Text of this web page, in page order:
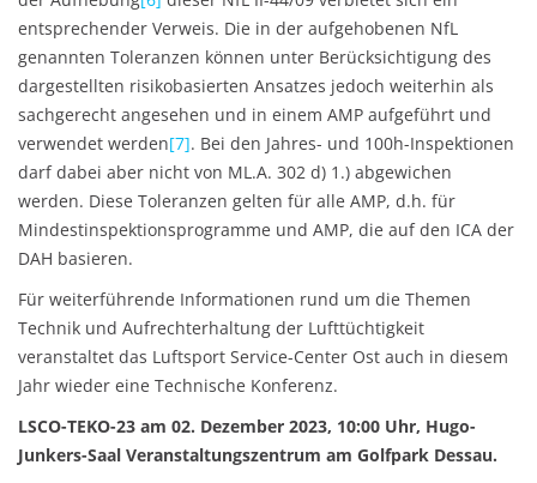
entsprechender Verweis. Die in der aufgehobenen NfL
genannten Toleranzen können unter Berücksichtigung des
dargestellten risikobasierten Ansatzes jedoch weiterhin als
sachgerecht angesehen und in einem AMP aufgeführt und
verwendet werden[7]. Bei den Jahres- und 100h-Inspektionen
darf dabei aber nicht von ML.A. 302 d) 1.) abgewichen
werden. Diese Toleranzen gelten für alle AMP, d.h. für
Mindestinspektionsprogramme und AMP, die auf den ICA der
DAH basieren.
Für weiterführende Informationen rund um die Themen
Technik und Aufrechterhaltung der Lufttüchtigkeit
veranstaltet das Luftsport Service-Center Ost auch in diesem
Jahr wieder eine Technische Konferenz.
LSCO-TEKO-23 am 02. Dezember 2023, 10:00 Uhr, Hugo-
Junkers-Saal Veranstaltungszentrum am Golfpark Dessau.